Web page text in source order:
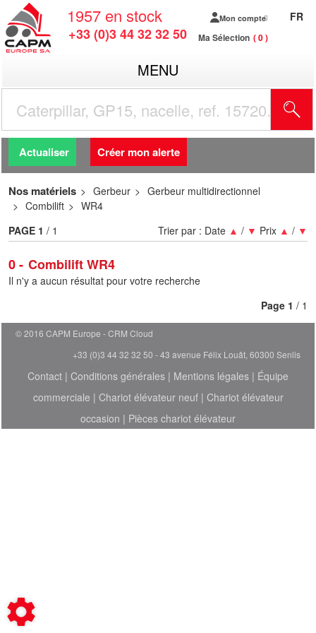
1957 en stock
+33 (0)3 44 32 32 50
Mon compte
Ma Sélection 0
FR
MENU
Actualiser Créer mon alerte
Nos matériels Gerbeur
Gerbeur multidirectionnel
Combilift
WR4
0 Combilift WR4
Trier par : Date ▲ / ▼ Prix ▲ / ▼
PAGE 1 / 1
Il n'y a aucun résultat pour votre recherche
Page 1 / 1
© 2016 CAPM Europe
CRM Cloud
+33 (0)3 44 32 32 50 - 43 avenue Félix Louât, 60300 Senlis
Contact | Conditions générales | Mentions légales | Équipe
commerciale | Chariot élévateur neuf| Chariot élévateur
occasion | Pièces chariot élévateur